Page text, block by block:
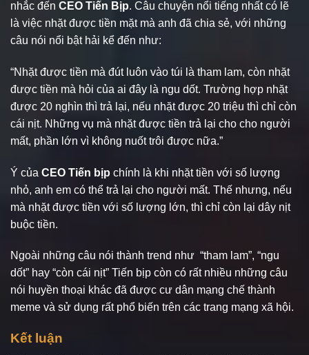
nhắc đến CEO Tiến Bịp. Câu chuyện nổi tiếng nhất có lẽ
là việc nhặt được tiền mặt mà anh đã chia sẻ, với những
câu nói nổi bật hải kể đến như:
“Nhặt được tiền mà đút luôn vào túi là tham lam, còn nhặt
được tiền mà hỏi của ai đây là ngu dốt. Trường hợp nhặt
được 20 nghìn thì trả lại, nếu nhặt được 20 triệu thì chỉ còn
cái nịt. Những vụ mà nhặt được tiền trả lại cho cho người
mất, phần lớn vì không nuốt trôi được nữa.”
Ý của CEO Tiến bịp chính là khi nhặt tiền với số lượng
nhỏ, anh em có thể trả lại cho người mất. Thế nhưng, nếu
mà nhặt được tiền với số lượng lớn, thì chỉ còn lại dây nịt
buộc tiền.
Ngoài những câu nói thành trend như “tham lam”, “ngu
dốt” hay “còn cái nịt” Tiến bịp còn có rất nhiều những câu
nói huyền thoại khác đã được cư dân mạng chế thành
meme và sử dụng rất phổ biến trên các trang mạng xã hội.
Kết luận